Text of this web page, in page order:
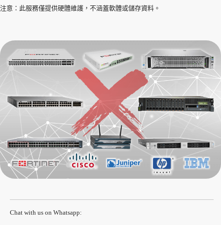
注意：此服務僅提供硬體維護，不涵蓋軟體或儲存資料。
Chat with us on Whatsapp: